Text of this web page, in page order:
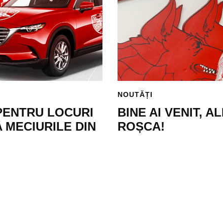
LOCURI
MECIURILE DIN
NOUTĂȚI
BINE AI VENIT,
ROȘCA!